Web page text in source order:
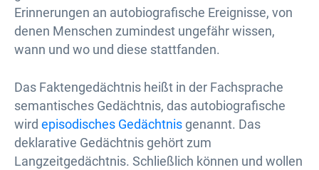
Erinnerungen an autobiografische Ereignisse, von
denen Menschen zumindest ungefähr wissen,
wann und wo und diese stattfanden.
Das Faktengedächtnis heißt in der Fachsprache
semantisches Gedächtnis, das autobiografische
wird episodisches Gedächtnis genannt. Das
deklarative Gedächtnis gehört zum
Langzeitgedächtnis. Schließlich können und wollen